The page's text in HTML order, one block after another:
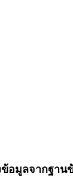
มูลจากฐานข้